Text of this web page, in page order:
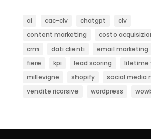
ai cac-clv chatgpt
clv
content marketing
costo
crm
dati clienti email marketing
fiere
kpi lead scoring
lifetime
millevigne
shopify
social media
vendite ricorsive
wordpress